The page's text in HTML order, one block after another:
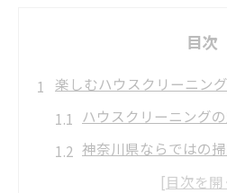
目次
楽しむハウスクリーニン
ハウスクリーニング
神奈川県ならではの
プロの視点で見る神